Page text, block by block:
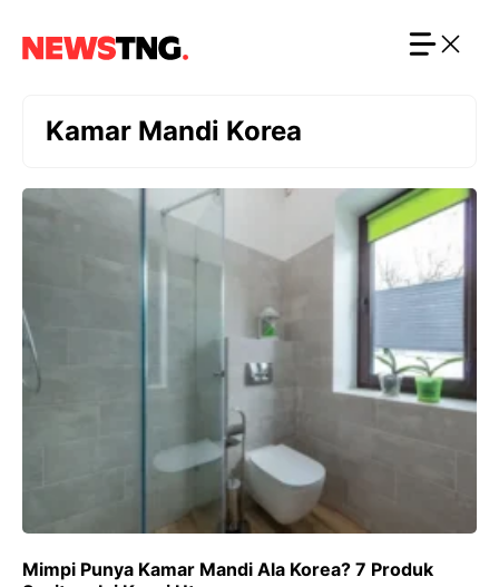
Kamar Mandi Korea
Mimpi Punya Kamar Mandi Ala Korea? 7 Produk